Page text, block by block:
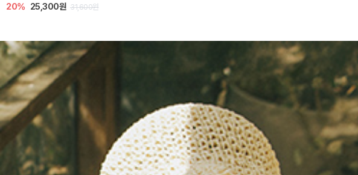
20% 25,300원 31,600원